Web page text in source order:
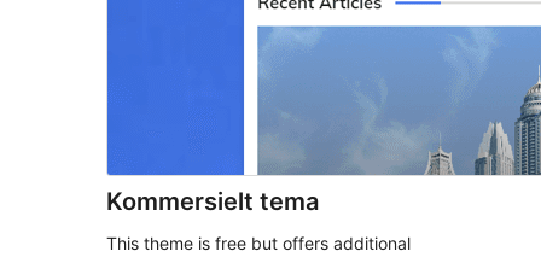
Kommersielt tema
This theme is free but offers additional